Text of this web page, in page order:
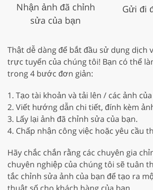
Nhận ảnh đã chỉnh
sửa của bạn
Gửi đi
Thật dễ dàng để bắt đầu sử dụng dịch
trực tuyến của chúng tôi! Bạn có thể
trong 4 bước đơn giản:
1. Tạo tài khoản và tải lên / các ảnh
2. Viết hướng dẫn chi tiết, đính kèm
3. Lấy lại ảnh đã chỉnh sửa của bạn.
4. Chấp nhận công việc hoặc yêu cầu
Hãy chắc chắn rằng các chuyên gia
chuyên nghiệp của chúng tôi sẽ tuân
tắc chỉnh sửa ảnh của bạn để tạo ra